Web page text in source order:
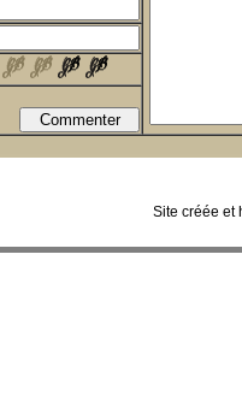
Site créée et